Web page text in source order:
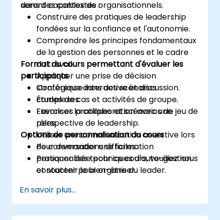
Élaborer un plan d'action pour une
adoption durable, responsable et
efficace de l'IA au sein de l'organisation.
dans des contextes organisationnels.
seront capables de :
Construire des pratiques de leadership
fondées sur la confiance et l'autonomie.
Comprendre les principes fondamentaux
de la gestion des personnes et le cadre
du travail.
Appliquer une prise de décision
stratégique dans des scénarios
complexes.
Favoriser la collaboration avec une
perspective de leadership.
Utiliser une communication assertive lors
de conversations difficiles.
Pratiquer des techniques d'auto-gestion
et soutenir le bien-être du leader.
Format du cours permettant d'évaluer les
participants
Conférence interactive et discussion.
Études de cas et activités de groupe.
Exercices pratiques et scénarios de jeu de
rôles.
Options de personnalisation du cours
Pour demander une formation
personnalisée pour ce cours, veuillez nous
contacter pour organiser.
En savoir plus...